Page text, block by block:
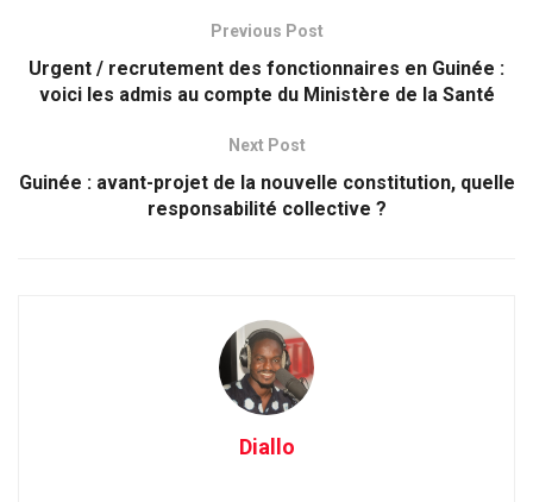
Previous Post
Urgent / recrutement des fonctionnaires en Guinée :
voici les admis au compte du Ministère de la Santé
Next Post
Guinée : avant-projet de la nouvelle constitution, quelle
responsabilité collective ?
Diallo